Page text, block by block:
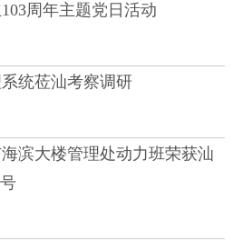
周年主题党日活动
统莅汕考察调研
滨大楼管理处动力班荣获汕